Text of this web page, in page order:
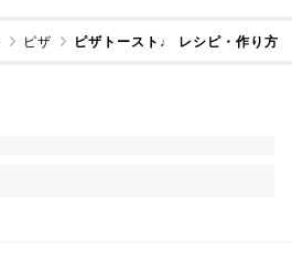
ピザ ピザトースト♩ レシピ・作り方